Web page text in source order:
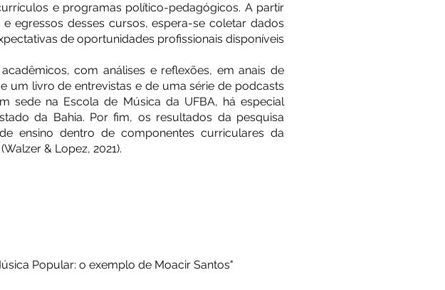
e programas político-pedagógicos. A partir
egressos desses cursos, espera-se coletar dados
de oportunidades profissionais disponíveis
com análises e reflexões, em anais de
um livro de entrevistas e de uma série de podcasts
sede na Escola de Música da UFBA, há especial
da Bahia. Por fim, os resultados da pesquisa
ensino dentro de componentes curriculares da
& Lopez, 2021).
Popular: o exemplo de Moacir Santos"